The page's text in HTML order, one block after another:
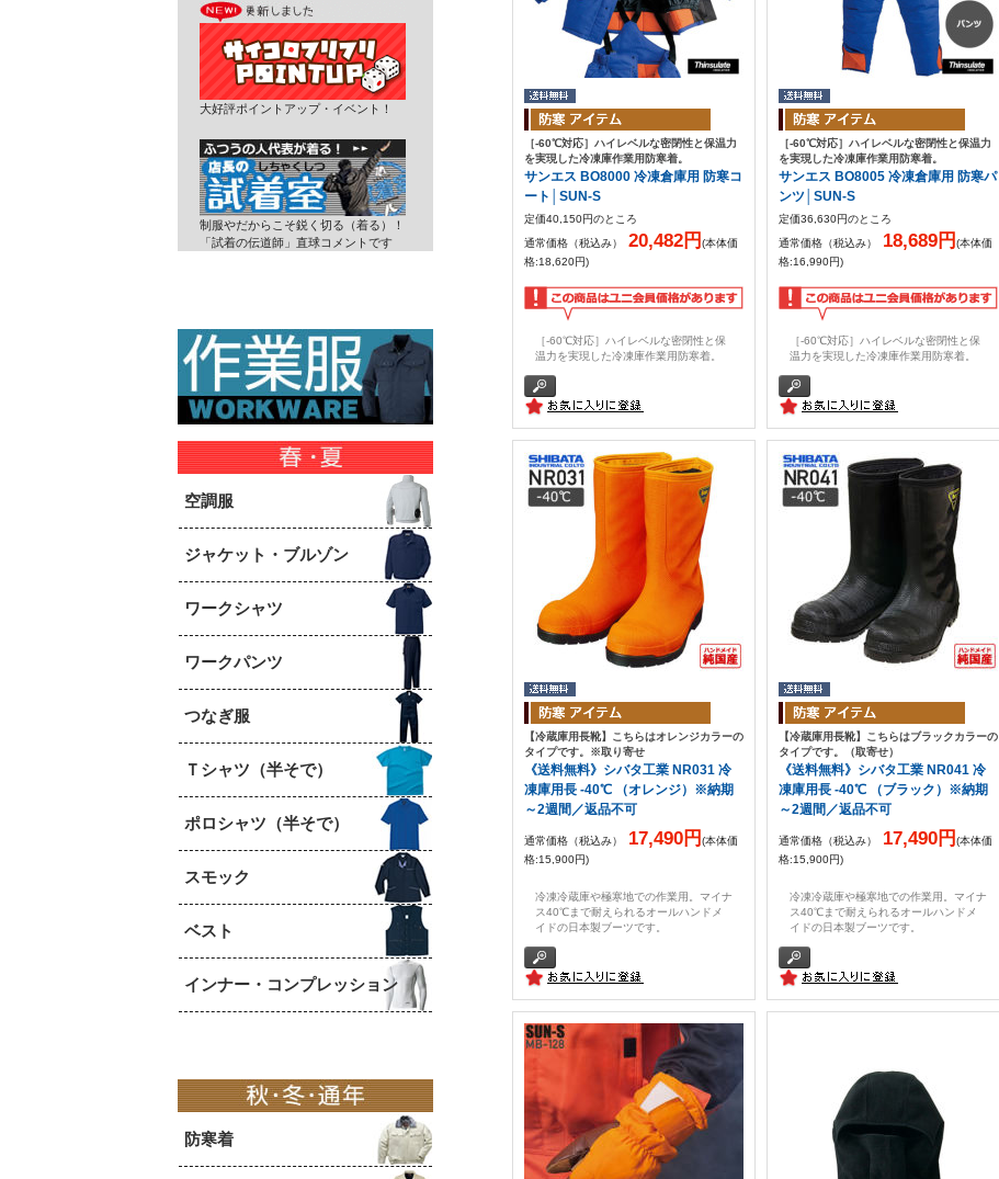
大好評ポイントアップ・イベント！
制服やだからこそ鋭く切る（着る）！
「試着の伝道師」直球コメントです
空調服
ジャケット・ブルゾン
ワークシャツ
ワークパンツ
つなぎ服
Ｔシャツ（半そで）
ポロシャツ（半そで）
スモック
ベスト
インナー・コンプレッション
防寒着
［-60℃対応］ハイレベルな密閉性と保温力
を実現した冷凍庫作業用防寒着。
サンエス BO8000 冷凍倉庫用 防寒コ
ート│SUN-S
定価40,150円のところ
通常価格（税込み）
20,482円(本体価
格:18,620円)
［-60℃対応］ハイレベルな密閉性と保
温力を実現した冷凍庫作業用防寒着。
［-60℃対応］ハイレベルな密閉性と保温力
を実現した冷凍庫作業用防寒着。
サンエス BO8005 冷凍倉庫用 防寒パ
ンツ│SUN-S
定価36,630円のところ
通常価格（税込み）
18,689円(本体価
格:16,990円)
［-60℃対応］ハイレベルな密閉性と保
温力を実現した冷凍庫作業用防寒着。
【冷蔵庫用長靴】こちらはオレンジカラーの
タイプです。※取り寄せ
《送料無料》シバタ工業 NR031 冷
凍庫用長 -40℃ （オレンジ）※納期
～2週間／返品不可
通常価格（税込み） 17,490円(本体価
格:15,900円)
冷凍冷蔵庫や極寒地での作業用。マイナ
ス40℃まで耐えられるオールハンドメ
イドの日本製ブーツです。
【冷蔵庫用長靴】こちらはブラックカラーの
タイプです。（取寄せ）
《送料無料》シバタ工業 NR041 冷
凍庫用長 -40℃ （ブラック）※納期
～2週間／返品不可
通常価格（税込み） 17,490円(本体価
格:15,900円)
冷凍冷蔵庫や極寒地での作業用。マイナ
ス40℃まで耐えられるオールハンドメ
イドの日本製ブーツです。